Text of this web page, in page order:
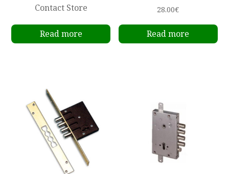
Contact Store
Read more
28.00€
Read more